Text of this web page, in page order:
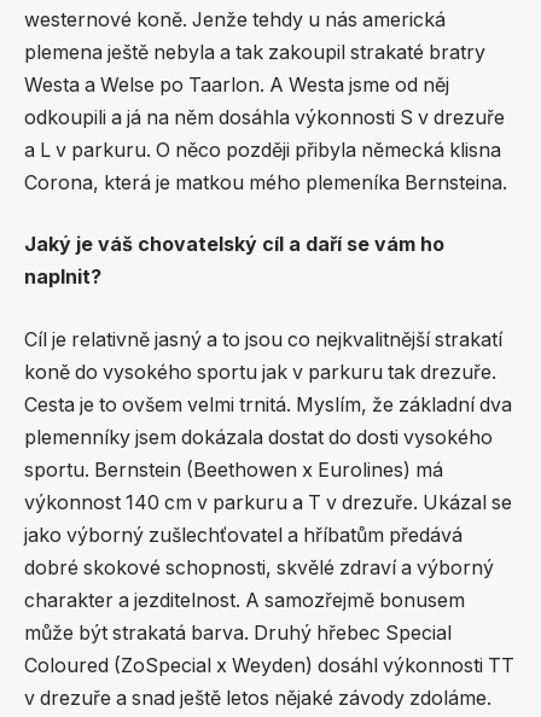
westernové koně. Jenže tehdy u nás americká
plemena ještě nebyla a tak zakoupil strakaté bratry
Westa a Welse po Taarlon. A Westa jsme od něj
odkoupili a já na něm dosáhla výkonnosti S v drezuře
a L v parkuru. O něco později přibyla německá klisna
Corona, která je matkou mého plemeníka Bernsteina.
Jaký je váš chovatelský cíl a daří se vám ho
naplnit?
Cíl je relativně jasný a to jsou co nejkvalitnější strakatí
koně do vysokého sportu jak v parkuru tak drezuře.
Cesta je to ovšem velmi trnitá. Myslím, že základní dva
plemenníky jsem dokázala dostat do dosti vysokého
sportu. Bernstein (Beethowen x Eurolines) má
výkonnost 140 cm v parkuru a T v drezuře. Ukázal se
jako výborný zušlechťovatel a hříbatům předává
dobré skokové schopnosti, skvělé zdraví a výborný
charakter a jezditelnost. A samozřejmě bonusem
může být strakatá barva. Druhý hřebec Special
Coloured (ZoSpecial x Weyden) dosáhl výkonnosti TT
v drezuře a snad ještě letos nějaké závody zdoláme.